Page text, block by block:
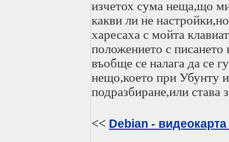
изчетох сума неща,що
какви ли не
харесаха с мойта
положението с
въобще се налага да се
нещо,което при Убунту
подразбиране,или става
<< Debian - видеокарта